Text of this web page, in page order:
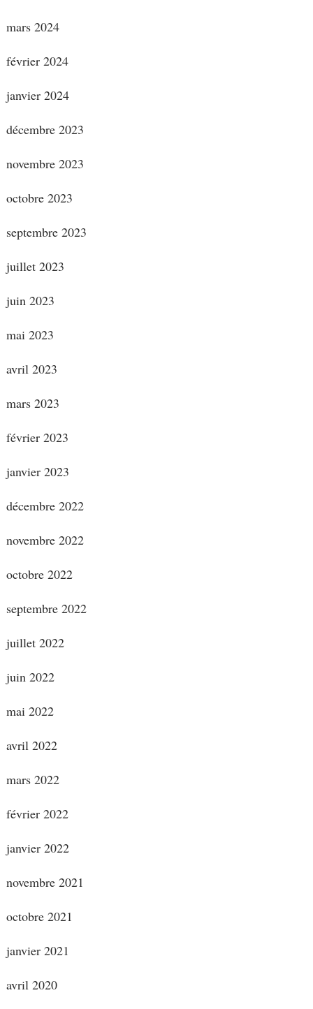
mars 2024
février 2024
janvier 2024
décembre 2023
novembre 2023
octobre 2023
septembre 2023
juillet 2023
juin 2023
mai 2023
avril 2023
mars 2023
février 2023
janvier 2023
décembre 2022
novembre 2022
octobre 2022
septembre 2022
juillet 2022
juin 2022
mai 2022
avril 2022
mars 2022
février 2022
janvier 2022
novembre 2021
octobre 2021
janvier 2021
avril 2020